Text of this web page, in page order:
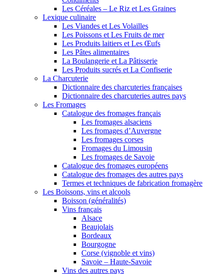
Les Céréales – Le Riz et Les Graines
Lexique culinaire
Les Viandes et Les Volailles
Les Poissons et Les Fruits de mer
Les Produits laitiers et Les Œufs
Les Pâtes alimentaires
La Boulangerie et La Pâtisserie
Les Produits sucrés et La Confiserie
La Charcuterie
Dictionnaire des charcuteries françaises
Dictionnaire des charcuteries autres pays
Les Fromages
Catalogue des fromages français
Les fromages alsaciens
Les fromages d’Auvergne
Les fromages corses
Fromages du Limousin
Les fromages de Savoie
Catalogue des fromages européens
Catalogue des fromages des autres pays
Termes et techniques de fabrication fromagère
Les Boissons, vins et alcools
Boisson (généralités)
Vins français
Alsace
Beaujolais
Bordeaux
Bourgogne
Corse (vignoble et vins)
Savoie – Haute-Savoie
Vins des autres pays